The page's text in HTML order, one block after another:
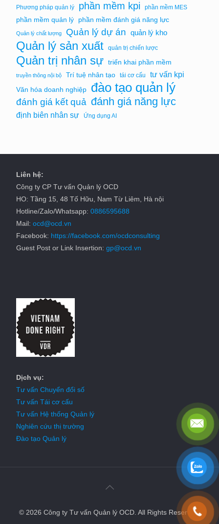
Phương pháp quản lý
phần mềm kpi phần mềm MES
phần mềm quản lý phần mềm đánh giá năng lực
Quản lý chất lượng Quản lý dự án quản lý kho
Quản lý sản xuất quản trị chiến lược
Quản trị nhân sự triển khai phần mềm
truyền thông nội bộ Trí tuệ nhân tạo tái cơ cấu tư vấn kpi
Văn hóa doanh nghiệp đào tạo quản lý
đánh giá kết quả đánh giá năng lực
định biên nhân sự Ứng dụng AI
Liên hệ:
Công ty CP Tư vấn Quản lý OCD
HO: Tầng 15, 48 Tố Hữu, Nam Từ Liêm, Hà nội
Hotline/Zalo/Whatsapp: 0886595688
Mail: ocd@ocd.vn
Facebook: https://facebook.com/ocdconsulting
Guest Post or Link Insertion: gp@ocd.vn
Dịch vụ:
Tư vấn Chuyển đổi số
Tư vấn Tái cơ cấu
Tư vấn Hệ thống Quản lý
Nghiên cứu thị trường
Đào tạo Quản lý
© 2026 Công ty Tư vấn Quản lý OCD. All Rights Reserved.